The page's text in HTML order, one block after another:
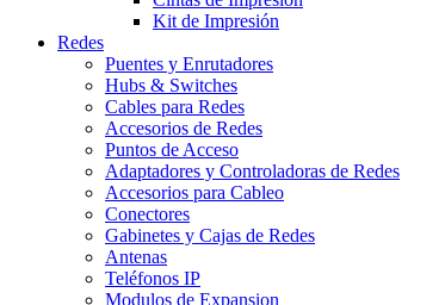
Kit de Impresión
Redes
Puentes y Enrutadores
Hubs & Switches
Cables para Redes
Accesorios de Redes
Puntos de Acceso
Adaptadores y Controladoras de Redes
Accesorios para Cableo
Conectores
Gabinetes y Cajas de Redes
Antenas
Teléfonos IP
Modulos de Expansion